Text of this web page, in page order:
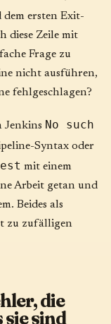
dem ersten Exit-
diese Zeile mit
Frage zu
nicht ausführen,
fehlgeschlagen?
Jenkins No such
Syntax oder
mit einem
Arbeit getan und
Beides als
zu zufälligen
die
sie sind